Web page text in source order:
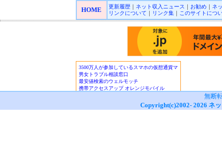
HOME 更新履歴｜ ネット収入ニュース ｜ お勧め｜ ネ
リンクについて ｜ リンク集｜ このサイトにつ
無断
Copyright(c)2002- 2026 ネ